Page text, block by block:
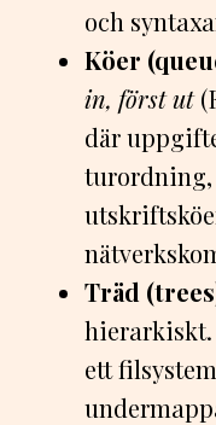
och
Köer
in, först ut
där
Träd
hierarkiskt.
ett